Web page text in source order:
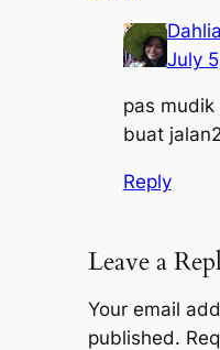
July
pas
buat
Reply
Leave a
Your email
published.